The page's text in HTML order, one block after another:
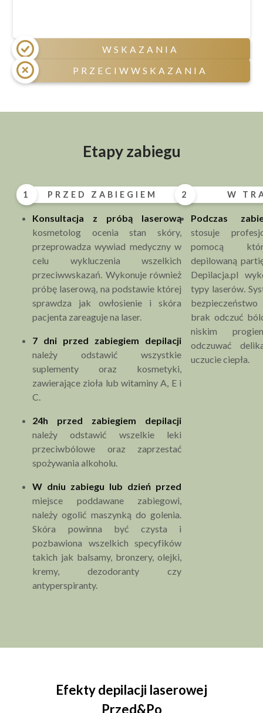
WSKAZANIA
niechciane owłosienie na ciele,
włosków,
nadmierna potliwość,
PRZECIWWSKAZANIA
antydepresyjnych, psychotropowych,
hormonalnych, światłouczulających oraz
spożywanie alkoholu (na 24h przed zabiegiem).
Przeciwwskazania bezwzględne stałe:
przewlekłe choroby skóry np. bielactwo,
łuszczyca,
metalowe implanty lub stymulatory serca,
epilepsja,
choroby nowotworowe,
zaburzenia krzepnięcia krwi,
tendencje do powstawanie przebrwień i
bliznowców.
Etapy zabiegu
PRZED ZABIEGIEM
1
Konsultacja z próbą laserową
kosmetolog ocenia stan skóry,
przeprowadza wywiad medyczny w
celu wykluczenia wszelkich
przeciwwskazań. Wykonuje również
próbę laserową, na podstawie której
sprawdza jak owłosienie i skóra
pacjenta zareaguje na laser.
7 dni przed zabiegiem depilacji
należy odstawić wszystkie
suplementy oraz kosmetyki,
zawierające zioła lub witaminy A, E i
C.
24h przed zabiegiem
depilacji
należy odstawić wszelkie leki
przeciwbólowe oraz zaprzestać
spożywania alkoholu.
W dniu zabiegu lub dzień przed
miejsce poddawane zabiegowi,
należy ogolić maszynką do golenia.
Skóra powinna być czysta i
pozbawiona wszelkich specyfików
takich jak balsamy, bronzery, olejki,
kremy, dezodoranty czy
antyperspiranty.
W
2
Podczas
stosuje
pomocą
depilowaną
Depilacja.pl
typy laserów.
brak odczuć
niskim
odczuwać
uczucie ciepła.
Efekty depilacji laserowej
Przed&Po